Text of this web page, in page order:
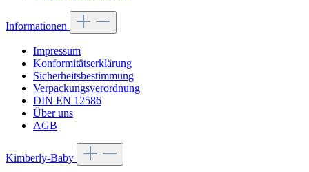
Informationen
Impressum
Konformitätserklärung
Sicherheitsbestimmung
Verpackungsverordnung
DIN EN 12586
Über uns
AGB
Kimberly-Baby